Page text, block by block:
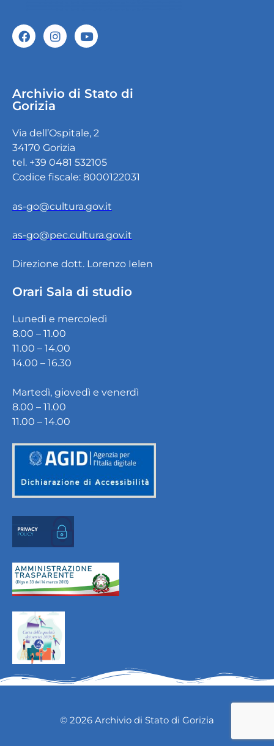
Archivio di Stato di
Gorizia
Via dell’Ospitale, 2
34170 Gorizia
tel. +39 0481 532105
Codice fiscale: 8000122031
as-go@cultura.gov.it
as-go@pec.cultura.gov.it
Direzione dott. Lorenzo Ielen
Orari Sala di studio
Lunedì e mercoledì
8.00 – 11.00
11.00 – 14.00
14.00 – 16.30
Martedì, giovedì e venerdì
8.00 – 11.00
11.00 – 14.00
© 2026 Archivio di Stato di Gorizia